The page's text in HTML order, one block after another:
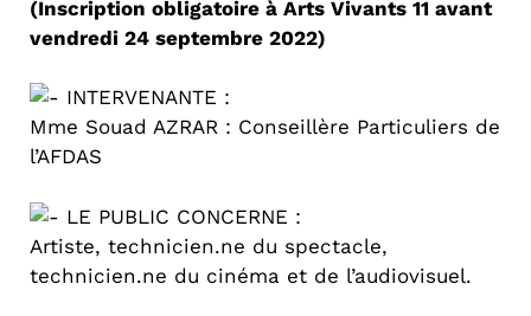
(Inscription obligatoire à Arts Vivants 11 avant
vendredi 24 septembre 2022)
INTERVENANTE :
Mme Souad AZRAR : Conseillère Particuliers de
l’AFDAS
LE PUBLIC CONCERNE :
Artiste, technicien.ne du spectacle,
technicien.ne du cinéma et de l’audiovisuel.